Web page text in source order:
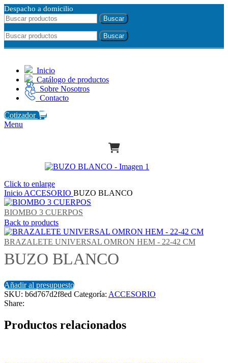
Despacho a domicilio
Buscar
Buscar
Inicio
Catálogo de productos
Sobre Nosotros
Contacto
Cotizador
Menu
Click to enlarge
Inicio ACCESORIO BUZO BLANCO
BIOMBO 3 CUERPOS
Back to products
BRAZALETE UNIVERSAL OMRON HEM - 22-42 CM
BUZO BLANCO
Añadir al presupuesto
SKU: b6d767d2f8ed Categoría: ACCESORIO
Share:
Productos relacionados